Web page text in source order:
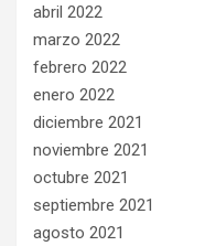
abril 2022
marzo 2022
febrero 2022
enero 2022
diciembre 2021
noviembre 2021
octubre 2021
septiembre 2021
agosto 2021